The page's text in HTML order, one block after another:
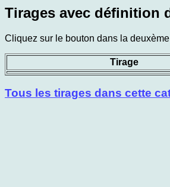
Tirages avec définition
Cliquez sur le bouton dans la
Tirage
Tous les tirages dans cette